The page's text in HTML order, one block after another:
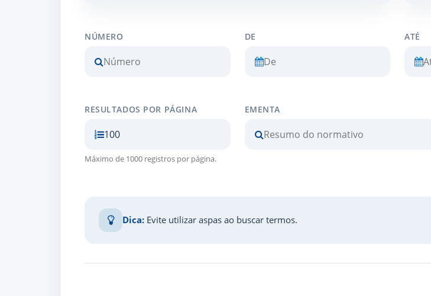
NÚMERO DE ATÉ
RESULTADOS POR PÁGINA
Máximo de 1000 registros por página.
EMENTA
Dica: Evite utilizar aspas ao buscar termos.